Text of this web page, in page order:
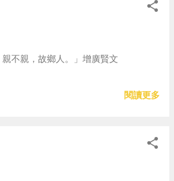
親不親，故鄉人。」增廣賢文
閱讀更多